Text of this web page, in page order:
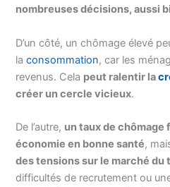
nombreuses décisions, aussi
D’un côté, un chômage élevé
laconsommation, car les
revenus. Cela peut ralentir la
créer un cercle vicieux.
De l’autre, un taux de chômage
économie en bonne santé,
des tensions sur le marché du
difficultés de recrutement ou